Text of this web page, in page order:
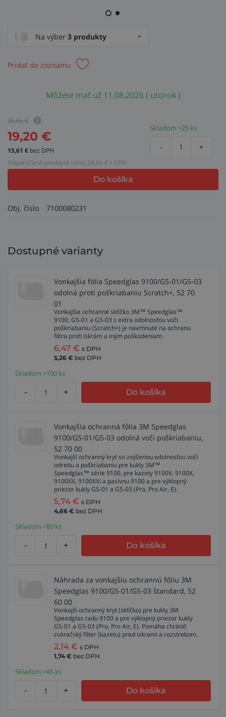
Na výber 3 produkty
Pridať do zoznamu
Môžete mať už 11.08.2026 ( utorok )
28,66€
19,20 €
15,61 € bez DPH
Odporúčaná predajná cena: 28,66 € s DPH
Skladom >25 ks
- +
Do košíka
Obj. číslo 7100080231
Dostupné varianty
Vonkajšia fólia Speedglas 9100/G5-01/G5-03
odolná proti poškriabaniu Scratch+, 52 70
01
Vonkajšie ochranné sklíčko 3M™ Speedglas™
9100, G5-01 a G5-03 s extra odolnosťou voči
poškriabaniu (Scratch+) je navrhnuté na ochranu
filtra proti iskrám a iným poškodeniam.
6,47 € s DPH
5,26 € bez DPH
Skladom >100 ks
- + Do košíka
Vonkajšia ochranná fólia 3M Speedglas
9100/G5-01/G5-03 odolná voči poškriabaniu,
52 70 00
Vonkajší ochranný kryt so zvýšenou odolnosťou voči
odretiu a poškriabaniu pre kukly 3M™
Speedglas™ série 9100, pre kazety 9100V, 9100X,
9100XX, 9100XXi a pasívnu 9100 a pre výklopný
priezor kukly G5-01 a G5-03 (Pro, Pro Air, E).
5,74 € s DPH
4,66 € bez DPH
Skladom >80 ks
- + Do košíka
Náhrada za vonkajšiu ochrannú fóliu 3M
Speedglas 9100/G5-01/G5-03 štandard, 52
60 00
Vonkajší ochranný kryt (sklíčko) pre kukly 3M
Speedglas radu 9100 a pre výklopný priezor kukly
G5-01 a G5-03 (Pro, Pro Air, E). Pomáha chrániť
zváračský filter (kazetu) pred iskrami a rozstrekom.
2,14 € s DPH
1,74 € bez DPH
Skladom >45 ks
- + Do košíka